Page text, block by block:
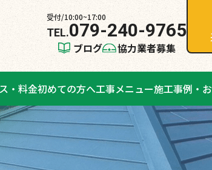
受付/10:00~17:00
079-240-9765
ブログ 協力業者募集
・料金初めての方へ工事メニュー施工事例・